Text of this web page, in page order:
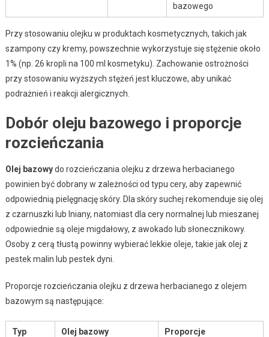
bazowego
Przy stosowaniu olejku w produktach kosmetycznych, takich jak
szampony czy kremy, powszechnie wykorzystuje się stężenie około
1% (np. 26 kropli na 100 ml kosmetyku). Zachowanie ostrożności
przy stosowaniu wyższych stężeń jest kluczowe, aby unikać
podrażnień i reakcji alergicznych.
Dobór oleju bazowego i proporcje
rozcieńczania
Olej bazowydo rozcieńczania olejku z drzewa herbacianego
powinien być dobrany w zależności od typu cery, aby zapewnić
odpowiednią pielęgnację skóry. Dla skóry suchej rekomenduje się olej
z czarnuszki lub lniany, natomiast dla cery normalnej lub mieszanej
odpowiednie są oleje migdałowy, z awokado lub słonecznikowy.
Osoby z cerą tłustą powinny wybierać lekkie oleje, takie jak olej z
pestek malin lub pestek dyni.
Proporcje rozcieńczania olejku z drzewa herbacianego z olejem
bazowym są następujące:
Typ
Olej bazowy Proporcje